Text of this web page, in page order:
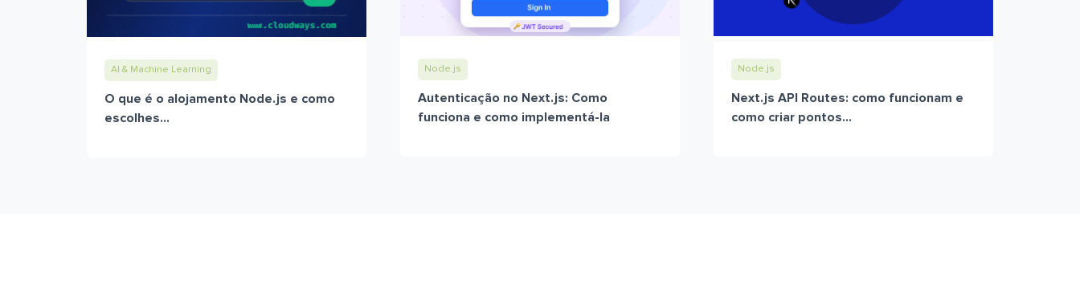
AI & Machine Learning
O que é o alojamento Node.js e como
escolhes...
Node.js
Autenticação no Next.js: Como
funciona e como implementá-la
Node.js
Next.js API Routes: como funcionam e
como criar pontos...